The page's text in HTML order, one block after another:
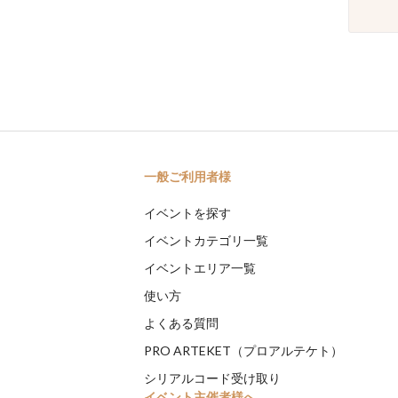
一般ご利用者様
イベントを探す
イベントカテゴリ一覧
イベントエリア一覧
使い方
よくある質問
PRO ARTEKET（プロアルテケト）
シリアルコード受け取り